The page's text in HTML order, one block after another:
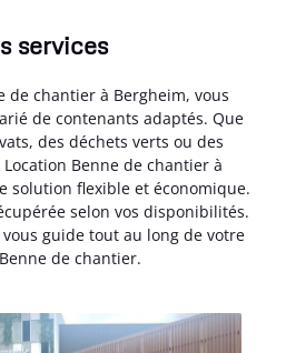
services
de chantier à Bergheim, vous
de contenants adaptés. Que
des déchets verts ou des
Benne de chantier à
solution flexible et économique.
selon vos disponibilités.
guide tout au long de votre
de chantier.